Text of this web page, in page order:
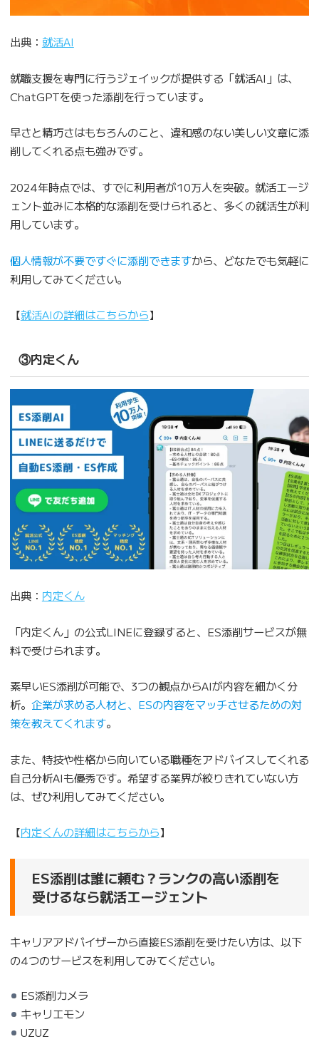
出典： 就活AI
就職支援を専門に行うジェイックが提供する「就活AI」は、
ChatGPTを使った添削を行っています。
早さと精巧さはもちろんのこと、違和感のない美しい文章に添
削してくれる点も強みです。
2024年時点では、すでに利用者が10万人を突破。就活エージ
ェント並みに本格的な添削を受けられると、多くの就活生が利
用しています。
個人情報が不要ですぐに添削できますから、どなたでも気軽に
利用してみてください。
【就活AIの詳細はこちらから】
③内定くん
出典： 内定くん
「内定くん」の公式LINEに登録すると、ES添削サービスが無
料で受けられます。
素早いES添削が可能で、3つの観点からAIが内容を細かく分
析。 企業が求める人材と、ESの内容をマッチさせるための対
策を教えてくれます。
また、特技や性格から向いている職種をアドバイスしてくれる
自己分析AIも優秀です。希望する業界が絞りきれていない方
は、ぜひ利用してみてください。
【内定くんの詳細はこちらから】
ES添削は誰に頼む？ランクの高い添削を
受けるなら就活エージェント
キャリアアドバイザーから直接ES添削を受けたい方は、以下
の4つのサービスを利用してみてください。
ES添削カメラ
キャリエモン
UZUZ